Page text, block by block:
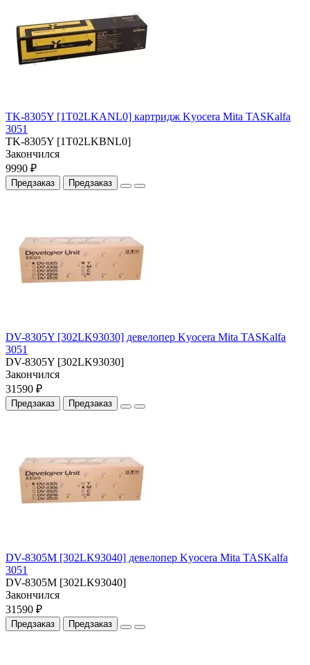
TK-8305Y [1T02LKANL0] картридж Kyocera Mita TASKalfa
3051
TK-8305Y [1T02LKBNL0]
Закончился
9990 ₽
Предзаказ Предзаказ
DV-8305Y [302LK93030] девелопер Kyocera Mita TASKalfa
3051
DV-8305Y [302LK93030]
Закончился
31590 ₽
Предзаказ Предзаказ
DV-8305M [302LK93040] девелопер Kyocera Mita TASKalfa
3051
DV-8305M [302LK93040]
Закончился
31590 ₽
Предзаказ Предзаказ